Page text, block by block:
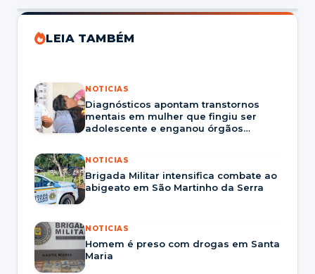
LEIA TAMBÉM
NOTICIAS
Diagnósticos apontam transtornos
mentais em mulher que fingiu ser
adolescente e enganou órgãos
NOTICIAS
Brigada Militar intensifica combate ao
abigeato em São Martinho da Serra
NOTICIAS
Homem é preso com drogas em Santa
Maria